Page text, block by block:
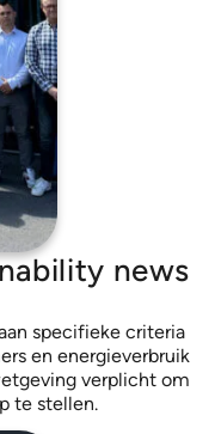
news
specifieke criteria
en energieverbruik
verplicht om
te stellen.